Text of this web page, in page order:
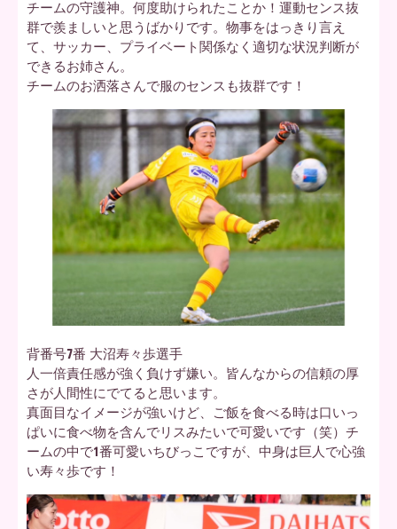
チームの守護神。何度助けられたことか！運動センス抜
群で羨ましいと思うばかりです。物事をはっきり言え
て、サッカー、プライベート関係なく適切な状況判断が
できるお姉さん。
チームのお洒落さんで服のセンスも抜群です！
背番号7番 大沼寿々歩選手
人一倍責任感が強く負けず嫌い。皆んなからの信頼の厚
さが人間性にでてると思います。
真面目なイメージが強いけど、ご飯を食べる時は口いっ
ぱいに食べ物を含んでリスみたいで可愛いです（笑）チ
ームの中で1番可愛いちびっこですが、中身は巨人で心強
い寿々歩です！